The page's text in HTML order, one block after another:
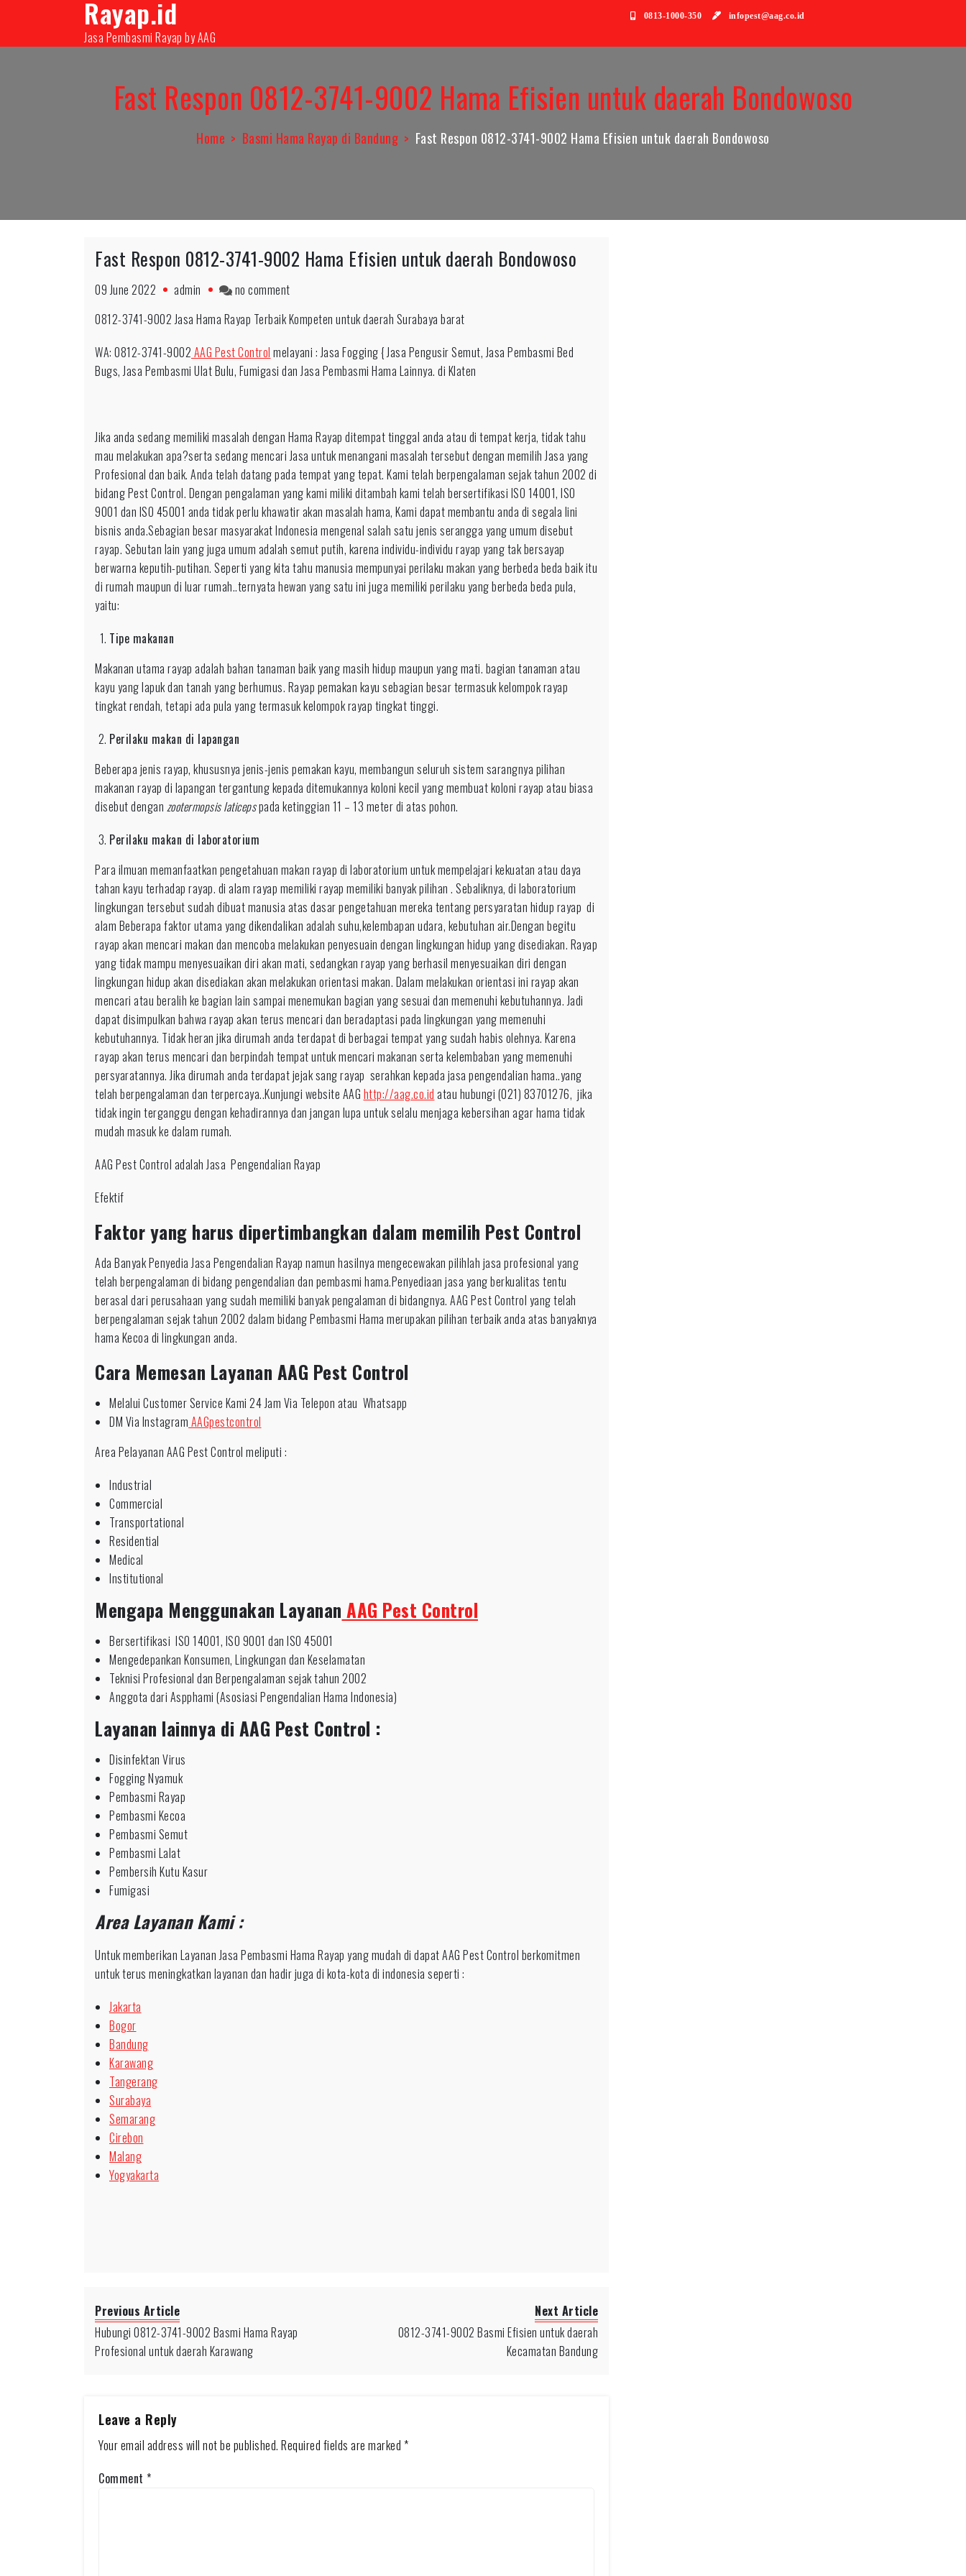
content
08131000350
Rayap.id
Jasa Pembasmi Rayap by AAG
0813-1000-350 infopest@aag.co.id
Fast Respon 0812-3741-9002 Hama Efisien untuk daerah Bondowoso
Home Basmi Hama Rayap di Bandung Fast Respon 0812-3741-9002 Hama Efisien untuk daerah Bondowoso
Fast Respon 0812-3741-9002 Hama Efisien untuk daerah Bondowoso
09 June 2022 admin no commenton
Respon
0812-
3741-
untuk
daerah
Bondowoso
0812-3741-9002 Jasa Hama Rayap Terbaik Kompeten untuk daerah Surabaya barat
WA: 0812-3741-9002 AAG Pest Control melayani : Jasa Fogging { Jasa Pengusir Semut, Jasa Pembasmi Bed
Bugs, Jasa Pembasmi Ulat Bulu, Fumigasi dan Jasa Pembasmi Hama Lainnya. di Klaten
Jika anda sedang memiliki masalah dengan Hama Rayap ditempat tinggal anda atau di tempat kerja, tidak tahu
mau melakukan apa?serta sedang mencari Jasa untuk menangani masalah tersebut dengan memilih Jasa yang
Profesional dan baik. Anda telah datang pada tempat yang tepat. Kami telah berpengalaman sejak tahun 2002 di
bidang Pest Control. Dengan pengalaman yang kami miliki ditambah kami telah bersertifikasi ISO 14001, ISO
9001 dan ISO 45001 anda tidak perlu khawatir akan masalah hama, Kami dapat membantu anda di segala lini
bisnis anda.Sebagian besar masyarakat Indonesia mengenal salah satu jenis serangga yang umum disebut
rayap. Sebutan lain yang juga umum adalah semut putih, karena individu-individu rayap yang tak bersayap
berwarna keputih-putihan. Seperti yang kita tahu manusia mempunyai perilaku makan yang berbeda beda baik itu
di rumah maupun di luar rumah..ternyata hewan yang satu ini juga memiliki perilaku yang berbeda beda pula,
yaitu:
Tipe makanan
Makanan utama rayap adalah bahan tanaman baik yang masih hidup maupun yang mati. bagian tanaman atau
kayu yang lapuk dan tanah yang berhumus. Rayap pemakan kayu sebagian besar termasuk kelompok rayap
tingkat rendah, tetapi ada pula yang termasuk kelompok rayap tingkat tinggi.
Perilaku makan di lapangan
Beberapa jenis rayap, khususnya jenis-jenis pemakan kayu, membangun seluruh sistem sarangnya pilihan
makanan rayap di lapangan tergantung kepada ditemukannya koloni kecil yang membuat koloni rayap atau biasa
disebut dengan zootermopsis laticepspada ketinggian 11 – 13 meter di atas pohon.
Perilaku makan di laboratorium
Para ilmuan memanfaatkan pengetahuan makan rayap di laboratorium untuk mempelajari kekuatan atau daya
tahan kayu terhadap rayap. di alam rayap memiliki rayap memiliki banyak pilihan . Sebaliknya, di laboratorium
lingkungan tersebut sudah dibuat manusia atas dasar pengetahuan mereka tentang persyaratan hidup rayap di
alam Beberapa faktor utama yang dikendalikan adalah suhu,kelembapan udara, kebutuhan air.Dengan begitu
rayap akan mencari makan dan mencoba melakukan penyesuain dengan lingkungan hidup yang disediakan. Rayap
yang tidak mampu menyesuaikan diri akan mati, sedangkan rayap yang berhasil menyesuaikan diri dengan
lingkungan hidup akan disediakan akan melakukan orientasi makan. Dalam melakukan orientasi ini rayap akan
mencari atau beralih ke bagian lain sampai menemukan bagian yang sesuai dan memenuhi kebutuhannya. Jadi
dapat disimpulkan bahwa rayap akan terus mencari dan beradaptasi pada lingkungan yang memenuhi
kebutuhannya. Tidak heran jika dirumah anda terdapat di berbagai tempat yang sudah habis olehnya. Karena
rayap akan terus mencari dan berpindah tempat untuk mencari makanan serta kelembaban yang memenuhi
persyaratannya. Jika dirumah anda terdapat jejak sang rayap serahkan kepada jasa pengendalian hama..yang
telah berpengalaman dan terpercaya..Kunjungi website AAG http://aag.co.id atau hubungi (021) 83701276, jika
tidak ingin terganggu dengan kehadirannya dan jangan lupa untuk selalu menjaga kebersihan agar hama tidak
mudah masuk ke dalam rumah.
AAG Pest Control adalah Jasa Pengendalian Rayap
Efektif
Faktor yang harus dipertimbangkan dalam memilih Pest Control
Ada Banyak Penyedia Jasa Pengendalian Rayap namun hasilnya mengecewakan pilihlah jasa profesional yang
telah berpengalaman di bidang pengendalian dan pembasmi hama.Penyediaan jasa yang berkualitas tentu
berasal dari perusahaan yang sudah memiliki banyak pengalaman di bidangnya. AAG Pest Control yang telah
berpengalaman sejak tahun 2002 dalam bidang Pembasmi Hama merupakan pilihan terbaik anda atas banyaknya
hama Kecoa di lingkungan anda.
Cara Memesan Layanan AAG Pest Control
Melalui Customer Service Kami 24 Jam Via Telepon atau Whatsapp
DM Via Instagram AAGpestcontrol
Area Pelayanan AAG Pest Control meliputi :
Industrial
Commercial
Transportational
Residential
Medical
Institutional
Mengapa Menggunakan Layanan AAG Pest Control
Bersertifikasi ISO 14001, ISO 9001 dan ISO 45001
Mengedepankan Konsumen, Lingkungan dan Keselamatan
Teknisi Profesional dan Berpengalaman sejak tahun 2002
Anggota dari Aspphami (Asosiasi Pengendalian Hama Indonesia)
Layanan lainnya di AAG Pest Control :
Disinfektan Virus
Fogging Nyamuk
Pembasmi Rayap
Pembasmi Kecoa
Pembasmi Semut
Pembasmi Lalat
Pembersih Kutu Kasur
Fumigasi
Area Layanan Kami :
Untuk memberikan Layanan Jasa Pembasmi Hama Rayap yang mudah di dapat AAG Pest Control berkomitmen
untuk terus meningkatkan layanan dan hadir juga di kota-kota di indonesia seperti :
Jakarta
Bogor
Bandung
Karawang
Tangerang
Surabaya
Semarang
Cirebon
Malang
Yogyakarta
Previous Article
Hubungi 0812-3741-9002 Basmi Hama Rayap
Profesional untuk daerah Karawang
Next Article
0812-3741-9002 Basmi Efisien untuk daerah
Kecamatan Bandung
Leave a Reply
Your email address will not be published. Required fields are marked *
Comment *